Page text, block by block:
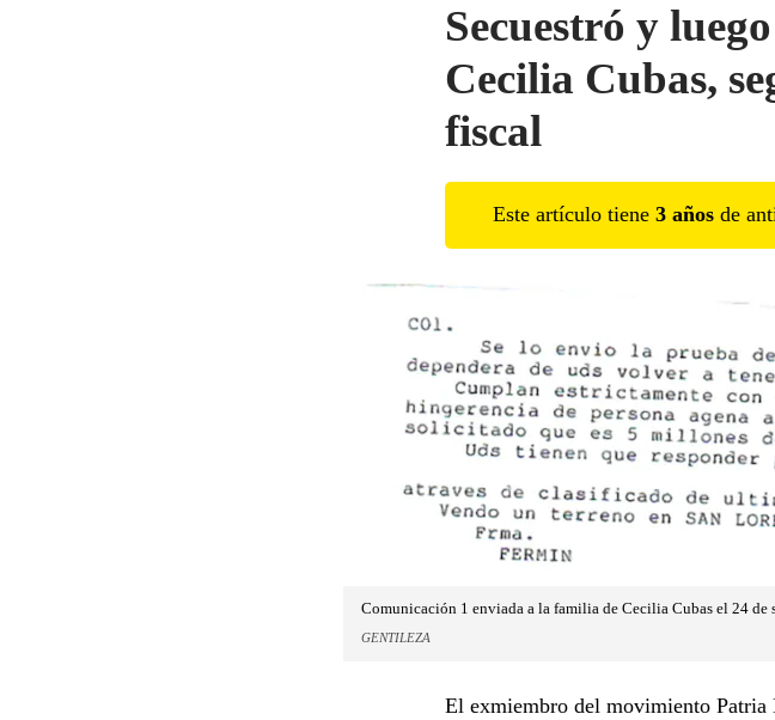
Secuestró y
Cecilia Cubas,
fiscal
Este artículo tiene 3 años de
Comunicación 1 enviada a la familia de Cecilia Cubas el 24 de
GENTILEZA
El exmiembro del movimiento